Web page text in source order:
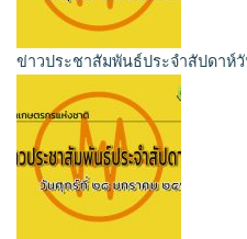
ข่าวประชาสัมพันธ์ประจำสัปดาห์